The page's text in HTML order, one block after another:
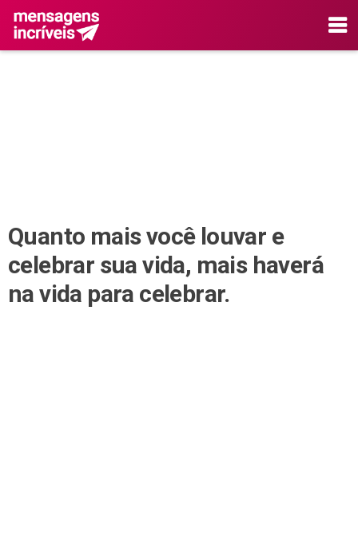
Quanto mais você louvar e
celebrar sua vida, mais haverá
na vida para celebrar.